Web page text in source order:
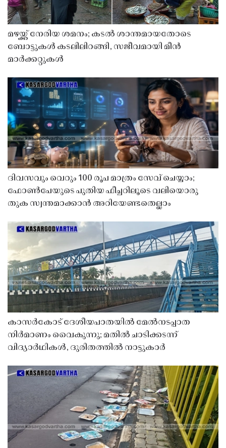
മഴയ്ക്ക് നേരിയ ശമനം; കടൽ ശാന്തമായതോടെ
ബോട്ടുകൾ കടലിലിറങ്ങി, സജീവമായി മീൻ
മാർക്കറ്റുകൾ
ദിവസവും വെറും 100 രൂപ മാത്രം സേവ് ചെയ്യാം;
ഫോൺപേയുടെ പുതിയ ഫീച്ചറിലൂടെ വലിയൊരു
തുക സ്വന്തമാക്കാൻ അറിയേണ്ടതെല്ലാം
കാസർകോട് ദേശീയപാതയിൽ മേൽനടപ്പാത
നിർമാണം വൈകുന്നു; മതിൽ ചാടിക്കടന്ന്
വിദ്യാർഥികൾ, ദുരിതത്തിൽ നാട്ടുകാർ